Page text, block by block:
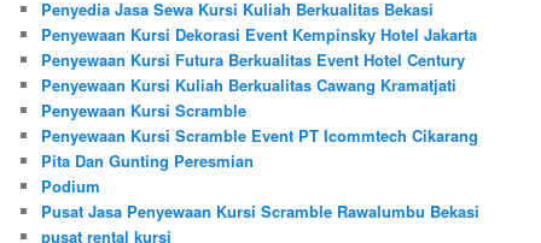
Penyedia Jasa Sewa Kursi Kuliah Berkualitas Bekasi
Penyewaan Kursi Dekorasi Event Kempinsky Hotel Jakarta
Penyewaan Kursi Futura Berkualitas Event Hotel Century
Penyewaan Kursi Kuliah Berkualitas Cawang Kramatjati
Penyewaan Kursi Scramble
Penyewaan Kursi Scramble Event PT Icommtech Cikarang
Pita Dan Gunting Peresmian
Podium
Pusat Jasa Penyewaan Kursi Scramble Rawalumbu Bekasi
pusat rental kursi